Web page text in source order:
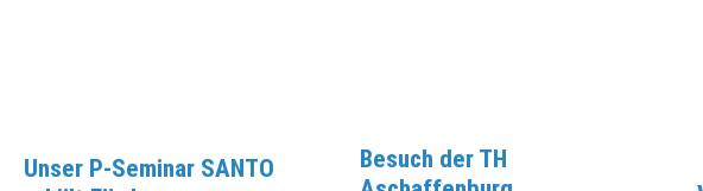
Unser P-Seminar SANTO
Besuch der TH